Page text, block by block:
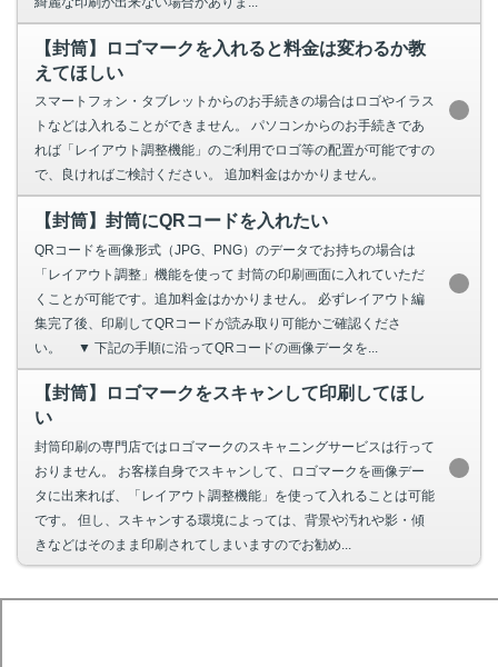
【封筒】ロゴマークを入れると料金は変わるか教
えてほしい
スマートフォン・タブレットからのお手続きの場合はロゴやイラス
トなどは入れることができません。 パソコンからのお手続きであ
れば「レイアウト調整機能」のご利用でロゴ等の配置が可能ですの
で、良ければご検討ください。 追加料金はかかりません。
【封筒】封筒にQRコードを入れたい
QRコードを画像形式（JPG、PNG）のデータでお持ちの場合は
「レイアウト調整」機能を使って 封筒の印刷画面に入れていただ
くことが可能です。追加料金はかかりません。 必ずレイアウト編
集完了後、印刷してQRコードが読み取り可能かご確認くださ
い。 ▼ 下記の手順に沿ってQRコードの画像データを...
【封筒】ロゴマークをスキャンして印刷してほし
い
封筒印刷の専門店ではロゴマークのスキャニングサービスは行って
おりません。 お客様自身でスキャンして、ロゴマークを画像デー
タに出来れば、「レイアウト調整機能」を使って入れることは可能
です。 但し、スキャンする環境によっては、背景や汚れや影・傾
きなどはそのまま印刷されてしまいますのでお勧め...